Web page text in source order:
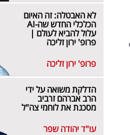
לא האבטלה: זה האיום
הכלכלי החדש שה-AI
עלול להביא לעולם |
פרופ' ירון זליכה
פרופ' ירון זליכה
הדלקת משואה על ידי
הרב אברהם זרביב
מסכנת את לוחמי צה"ל
עו"ד יהודה שפר